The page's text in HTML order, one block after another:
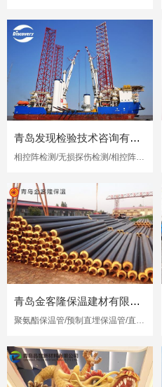
青岛发现检验技术咨询有限公司
相控阵检测/无损探伤检测/相控阵超声检测
青岛金客隆保温建材有限公司
聚氨酯保温管/预制直埋保温管/直埋保温管